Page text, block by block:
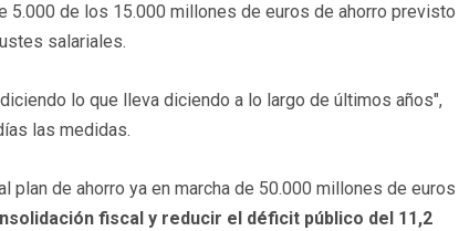
5.000 de los 15.000 millones de euros de ahorro previsto
salariales.
lo que lleva diciendo a lo largo de últimos años",
las medidas.
plan de ahorro ya en marcha de 50.000 millones de euros
fiscal y reducir el déficit público del 11,2